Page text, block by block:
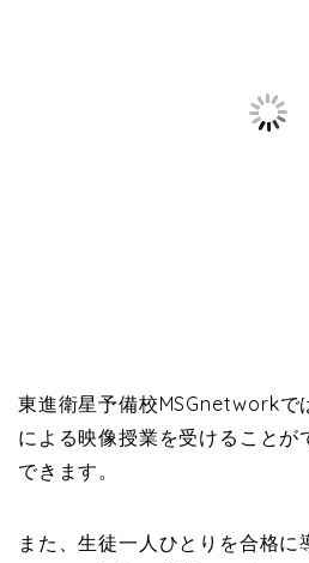
東進衛星予備校MSGnetworkで
による映像授業を受けることが
できます。
また、生徒一人ひとりを合格に